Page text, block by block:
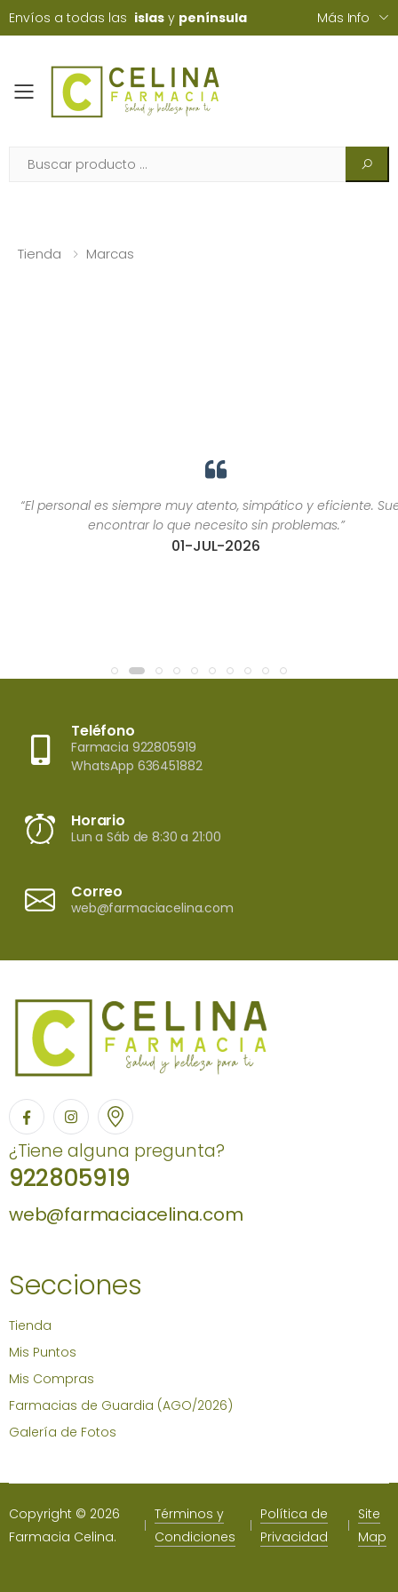
Envíos a todas las islas y península Más Info
Toggle mobile menu
Tienda Marcas
“El personal es siempre muy atento, simpático y eficiente. Suelo
encontrar lo que necesito sin problemas.”
01-JUL-2026
Teléfono
Farmacia 922805919
WhatsApp 636451882
Horario
Lun a Sáb de 8:30 a 21:00
Correo
web@farmaciacelina.com
¿Tiene alguna pregunta?
922805919
web@farmaciacelina.com
Secciones
Tienda
Mis Puntos
Mis Compras
Farmacias de Guardia (AGO/2026)
Galería de Fotos
Copyright © 2026
Farmacia Celina.
Términos y
Condiciones
Política de
Privacidad
Site
Map